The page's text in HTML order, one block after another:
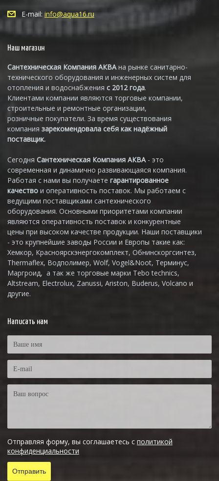
E-mail: info@aqua16.ru
Наш магазин
Сантехническая Компания АКВАна рынке санитарно-
технического оборудования и инженерных систем для
отопления и водоснабжения с 2012 года.
Клиентами компании являются торговые компании,
строительные и ремонтные организации,
розничные покупатели. За время существования
компания зарекомендовала себя как надёжный
поставщик.
Сегодня Сантехническая Компания АКВА - это
современная и динамично развивающаяся компания.
Работая с нами вы получаете гарантированное
качество и оперативность поставок. Мы работаем с
ведущими поставщиками сантехнического
оборудования. Основными приоритетами компании
являются оперативность поставок и конкурентные
цены при высоком качестве продукции. Наши поставщики
- это крупнейшие заводы России и Европы такие как:
Хемкор, Красноярскэнергокомплект, Обнинскоргсинтез,
Thermaflex, Водполимер, Wolf, Vogel&Noot, Терминус,
Маргроид, а так же торговые марки Tebo technics,
Altstream, Electrolux, Zanussi, Ariston, Buderus, Volcano и
другие.
Написать нам
Отправляя форму, вы соглашаетесь с политикой
конфиденциальности